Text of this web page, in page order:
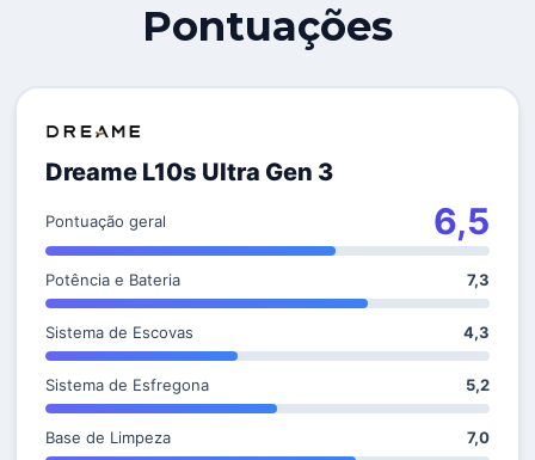
Pontuações
Dreame L10s Ultra Gen 3
Pontuação geral 6,5
Potência e Bateria 7,3
Sistema de Escovas 4,3
Sistema de Esfregona 5,2
Base de Limpeza 7,0